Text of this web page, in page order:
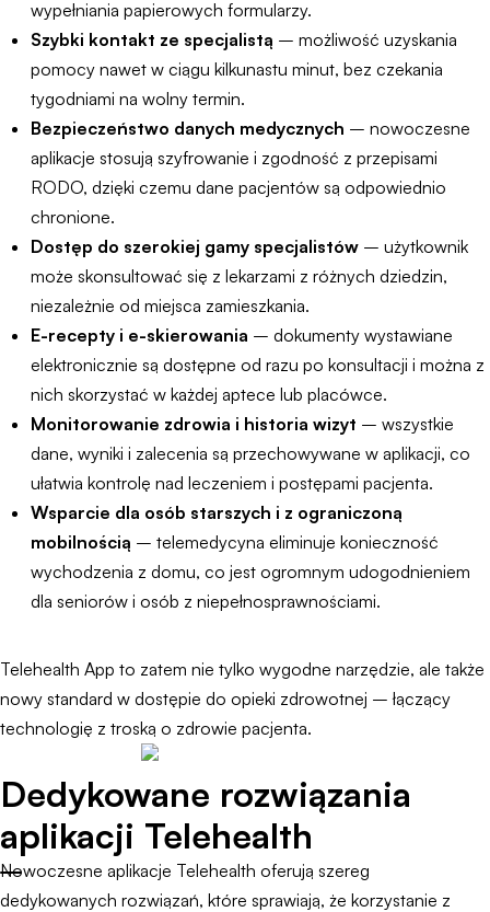
wypełniania papierowych formularzy.
Szybki kontakt ze specjalistą – możliwość uzyskania
pomocy nawet w ciągu kilkunastu minut, bez czekania
tygodniami na wolny termin.
Bezpieczeństwo danych medycznych – nowoczesne
aplikacje stosują szyfrowanie i zgodność z przepisami
RODO, dzięki czemu dane pacjentów są odpowiednio
chronione.
Dostęp do szerokiej gamy specjalistów – użytkownik
może skonsultować się z lekarzami z różnych dziedzin,
niezależnie od miejsca zamieszkania.
E-recepty i e-skierowania – dokumenty wystawiane
elektronicznie są dostępne od razu po konsultacji i można z
nich skorzystać w każdej aptece lub placówce.
Monitorowanie zdrowia i historia wizyt – wszystkie
dane, wyniki i zalecenia są przechowywane w aplikacji, co
ułatwia kontrolę nad leczeniem i postępami pacjenta.
Wsparcie dla osób starszych i z ograniczoną
mobilnością – telemedycyna eliminuje konieczność
wychodzenia z domu, co jest ogromnym udogodnieniem
dla seniorów i osób z niepełnosprawnościami.
Telehealth App to zatem nie tylko wygodne narzędzie, ale także
nowy standard w dostępie do opieki zdrowotnej – łączący
technologię z troską o zdrowie pacjenta.
Dedykowane rozwiązania
aplikacji Telehealth
Nowoczesne aplikacje Telehealth oferują szereg
dedykowanych rozwiązań, które sprawiają, że korzystanie z